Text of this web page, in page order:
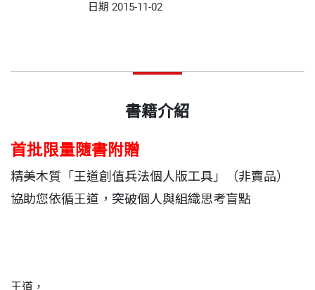
日期 2015-11-02
書籍介紹
首批限量隨書附贈
精美木質「王道創值兵法個人版工具」（非賣品）
協助您依循王道，突破個人與組織思考盲點
王道，